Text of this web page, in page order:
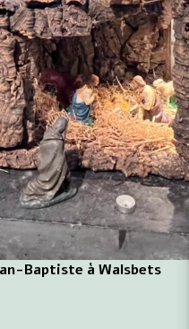
Baptiste à Walsbets